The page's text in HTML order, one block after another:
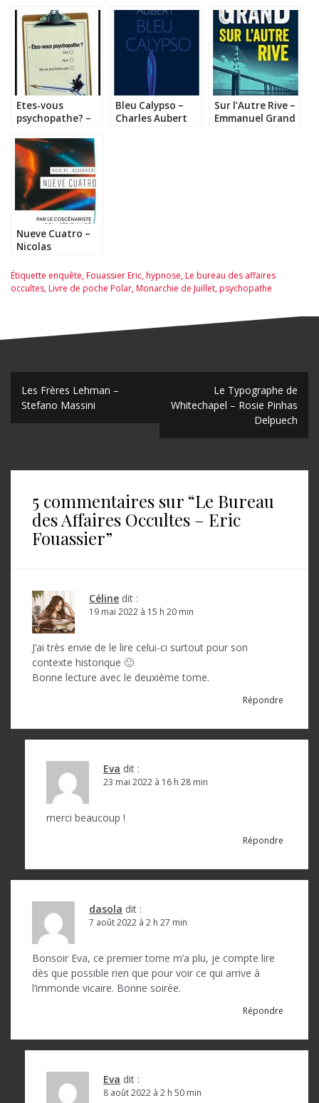
Etes-vous
psychopathe? –
Bleu Calypso –
Charles Aubert
Sur l’Autre Rive –
Emmanuel Grand
Nueve Cuatro –
Nicolas
Étiquette enquête,Fouassier Eric,hypnose,Le bureau des affaires
occultes,Livre de poche Polar,Monarchie de Juillet,psychopathe
N
a
i
a
Les Frères Lehman –
Stefano Massini
Le Typographe de
Whitechapel – Rosie Pinhas
Delpuech
5 commentaires sur “Le Bureau
des Affaires Occultes – Eric
Fouassier”
Céline dit :
19 mai 2022 à 15 h 20 min
J’ai très envie de le lire celui-ci surtout pour son
contexte historique 🙂
Bonne lecture avec le deuxième tome.
Répondre
Eva dit :
23 mai 2022 à 16 h 28 min
merci beaucoup !
Répondre
dasola dit :
7 août 2022 à 2 h 27 min
Bonsoir Eva, ce premier tome m’a plu, je compte lire
dès que possible rien que pour voir ce qui arrive à
l’immonde vicaire. Bonne soirée.
Répondre
Eva dit :
8 août 2022 à 2 h 50 min